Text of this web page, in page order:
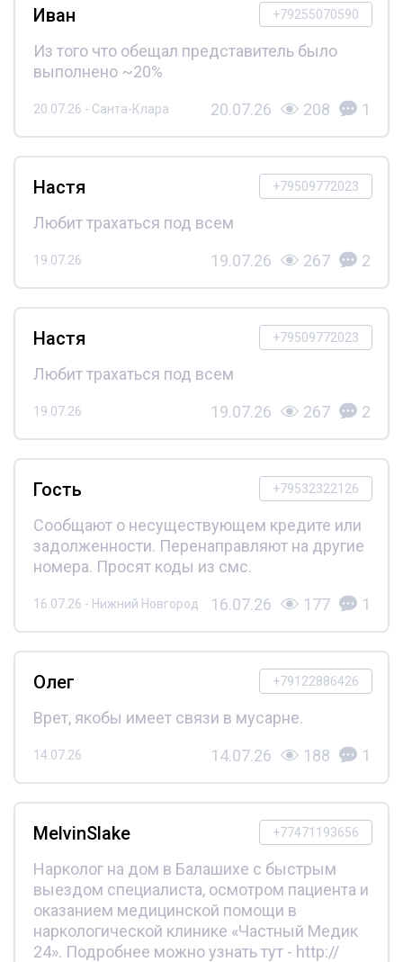
+79255070590
Иван
Из того что обещал представитель было
выполнено ~20%
20.07.26 - Санта-Клара 20.07.26 208 1
+79509772023
Настя
Любит трахаться под всем
19.07.26 19.07.26 267 2
+79509772023
Настя
Любит трахаться под всем
19.07.26 19.07.26 267 2
+79532322126
Гость
Сообщают о несуществующем кредите или
задолженности. Перенаправляют на другие
номера. Просят коды из смс.
16.07.26 - Нижний Новгород 16.07.26 177 1
+79122886426
Олег
Врет, якобы имеет связи в мусарне.
14.07.26 14.07.26 188 1
+77471193656
MelvinSlake
Нарколог на дом в Балашихе с быстрым
выездом специалиста, осмотром пациента и
оказанием медицинской помощи в
наркологической клинике «Частный Медик
24». Подробнее можно узнать тут - http://